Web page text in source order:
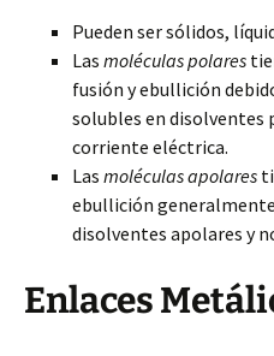
Pueden ser sólidos,
Las moléculas polares
fusión y ebullición
solubles en disolventes
corriente eléctrica.
Las moléculas apolares
ebullición
disolventes apolares y
Enlaces